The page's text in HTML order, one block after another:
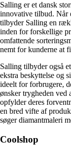
Salling er et dansk
innovative tilbud. Når
tilbyder Salling en
inden for forskellige
omfattende
nemt for kunderne at
Salling tilbyder også
ekstra beskyttelse og
ideelt for forbrugere,
ønsker trygheden ved
opfylder deres
en bred vifte af
søger diamantmaleri
Coolshop